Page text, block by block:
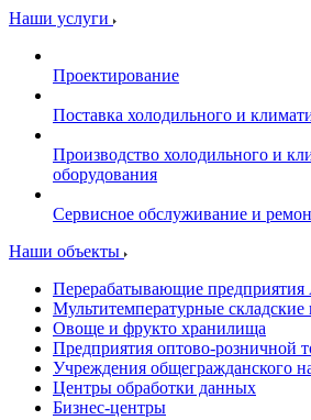
Наши услуги
Проектирование
Поставка холодильного и
Производство холодильного и
оборудования
Сервисное обслуживание и
Наши объекты
Перерабатывающие
Мультитемпературные
Овоще и фрукто хранилища
Предприятия оптово-розничной
Учреждения общегражданского
Центры обработки данных
Бизнес-центры